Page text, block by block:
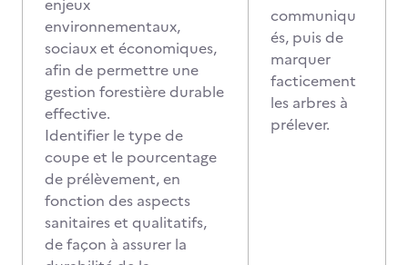
enjeux
environnementaux,
sociaux et économiques,
afin de permettre une
gestion forestière durable
effective.
Identifier le type de
coupe et le pourcentage
de prélèvement, en
fonction des aspects
sanitaires et qualitatifs,
de façon à assurer la
communiqu
és, puis de
marquer
facticement
les arbres à
prélever.